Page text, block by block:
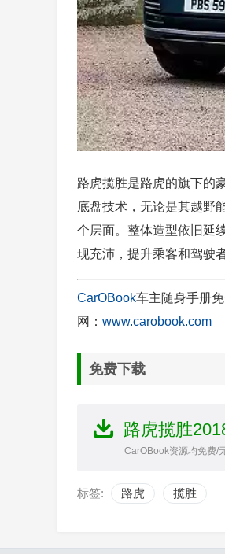
路虎揽胜是路虎的旗下的
底盘技术，无论是其越野
个层面。整体造型依旧延
现充沛，提升乘客和驾驶
CarOBook车主随身手册免
网： www.carobook.com
免费下载
路虎揽胜
CarOBook资源均免费/
标签: 路虎 揽胜